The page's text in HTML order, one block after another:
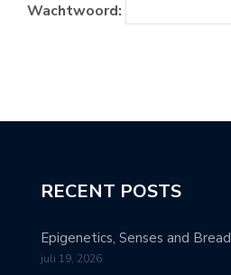
Wachtwoord:
RECENT POSTS
Epigenetics, Senses and Bread
juli 19, 2026